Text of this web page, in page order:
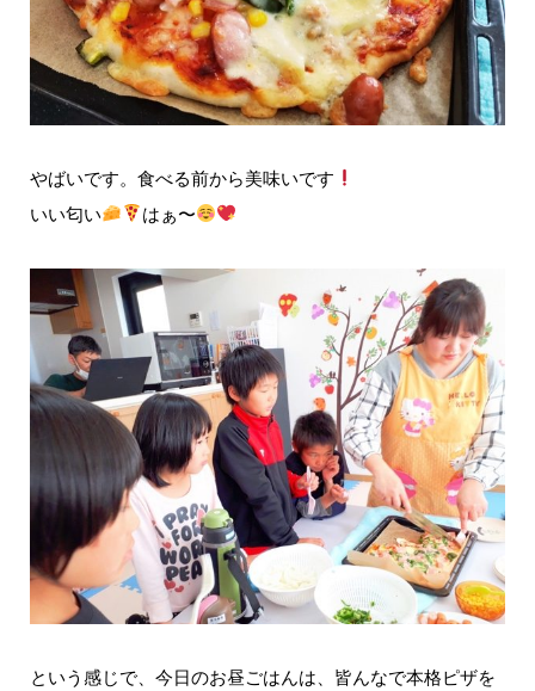
やばいです。食べる前から美味いです
いい匂い
はぁ〜
という感じで、今日のお昼ごはんは、皆んなで本格ピザを